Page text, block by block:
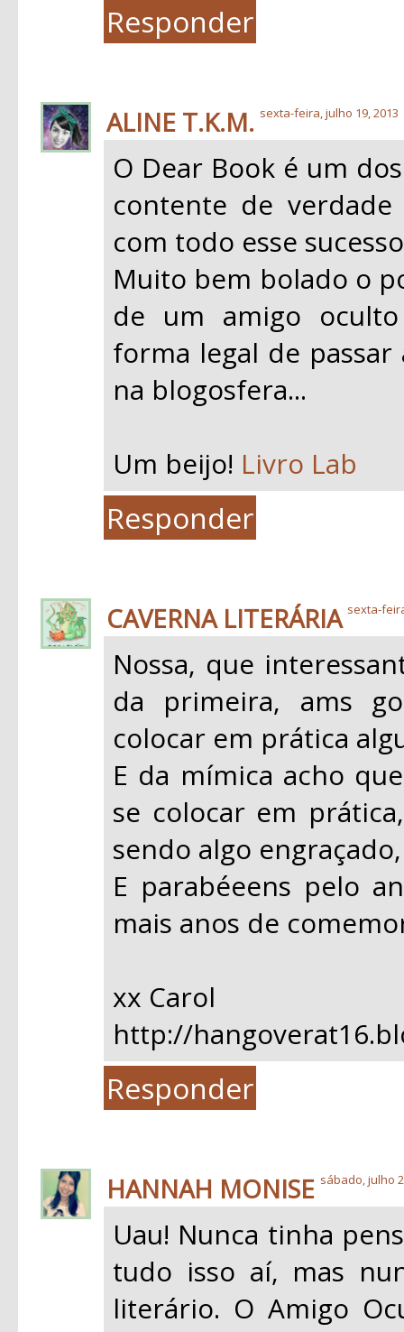
Responder
ALINE T.K.M. sexta-feira, julho 19, 2013
O Dear Book é um
contente de
com todo esse
Muito bem bolado o
de um amigo
forma legal de
na blogosfera...
Um beijo! Livro Lab
Responder
CAVERNA LITERÁRIA sexta-
Nossa, que
da primeira, ams
colocar em prática
E da mímica acho
se colocar em
sendo algo
E parabéeens pelo
mais anos de
xx Carol
http://
Responder
HANNAH MONISE sábado, julho
Uau! Nunca tinha
tudo isso aí, mas
literário. O Amigo